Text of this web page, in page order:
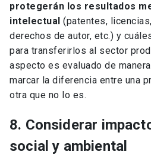
protegerán los resultados
intelectual (patentes,
derechos de autor, etc.) y
para transferirlos al sector
aspecto es evaluado de
marcar la diferencia entre una
otra que no lo es.
8. Considerar
social y ambiental